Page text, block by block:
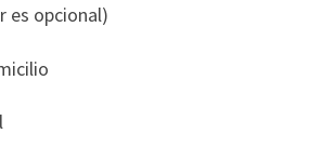
es opcional)